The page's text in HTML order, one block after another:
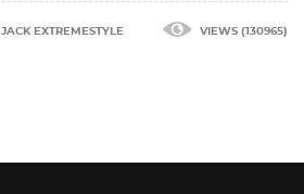
JACK EXTREMESTYLE VIEWS (130965)